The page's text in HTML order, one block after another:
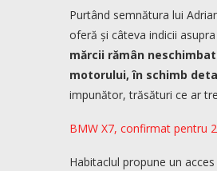
Purtând semnătura lui
oferă și câteva indicii
mărcii rămân
motorului, în schimb
impunător, trăsături ce ar
BMW X7, confirmat pentru
Habitaclul propune un